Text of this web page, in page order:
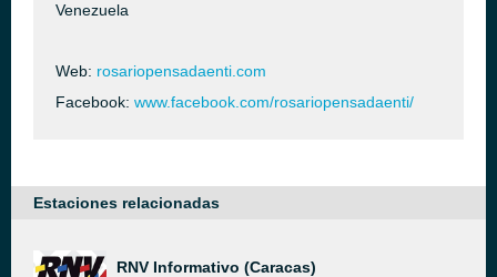
Venezuela
Web: rosariopensadaenti.com
Facebook: www.facebook.com/rosariopensadaenti/
Estaciones relacionadas
RNV Informativo (Caracas)